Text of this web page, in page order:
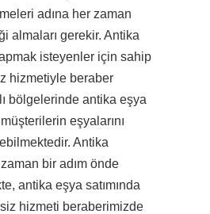
adına her zaman
almaları gerekir. Antika
isteyenler için sahip
hizmetiyle beraber
bölgelerinde antika eşya
eşyalarını
Antika
bir adım önde
antika eşya satımında
hizmeti beraberimizde